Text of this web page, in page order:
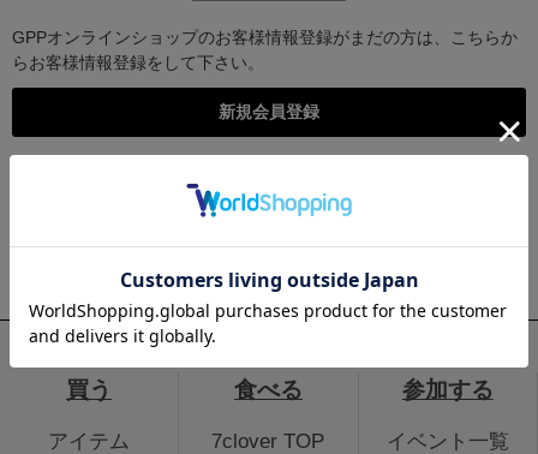
GPPオンラインショップのお客様情報登録がまだの方は、こちらか
らお客様情報登録をして下さい。
こちらは個人様向けのページとなります。法人のお客様のログイ
法人のお客さまはこちら
買う
アイテム
食べる
7clover TOP
参加する
イベント一覧